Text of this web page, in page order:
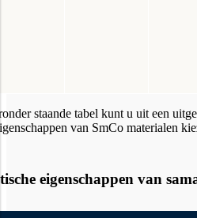
staande tabel kunt u uit een
van SmCo materialen
eigenschappen van